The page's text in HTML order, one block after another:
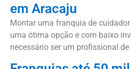
em Aracaju
Montar uma franquia de
uma ótima opção e com baixo
necessário ser um profissional de